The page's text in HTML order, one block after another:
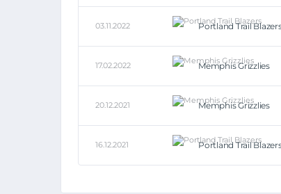
03.11.2022 Portland Trail
17.02.2022 Memphis Grizzlies
20.12.2021 Memphis Grizzlies
16.12.2021 Portland Trail